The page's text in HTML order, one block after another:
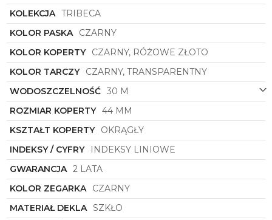
od święta.
Kenneth Cole KCWGX0080504to nie tylko
precyzyjne narzędzie do mierzenia czasu, ale
również stylowy dodatek, który w subtelny sposób
podkreśli indywidualny charakter i smak właściciela.
Zegarek ten doskonale sprawdzi się w każdej
sytuacji, dodając szyku i klasy każdej stylizacji. To
niezastąpiony element garderoby każdego
nowoczesnego mężczyzny poszukującego
subtelnej elegancji i wysokiej jakości wykonania.
KOLEKCJA TRIBECA
KOLOR PASKA CZARNY
KOLOR KOPERTY CZARNY, RÓŻOWE ZŁOTO
KOLOR TARCZY CZARNY, TRANSPARENTNY
WODOSZCZELNOŚĆ 30 M
ROZMIAR KOPERTY 44 MM
KSZTAŁT KOPERTY OKRĄGŁY
INDEKSY / CYFRY
INDEKSY LINIOWE
GWARANCJA 2 LATA
KOLOR ZEGARKA CZARNY
MATERIAŁ DEKLA SZKŁO